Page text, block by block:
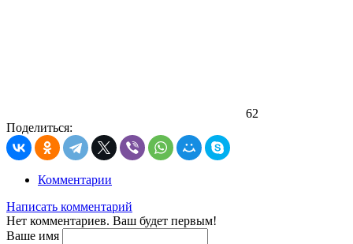
62
Поделиться:
Комментарии
Написать комментарий
Нет комментариев. Ваш будет первым!
Ваше имя